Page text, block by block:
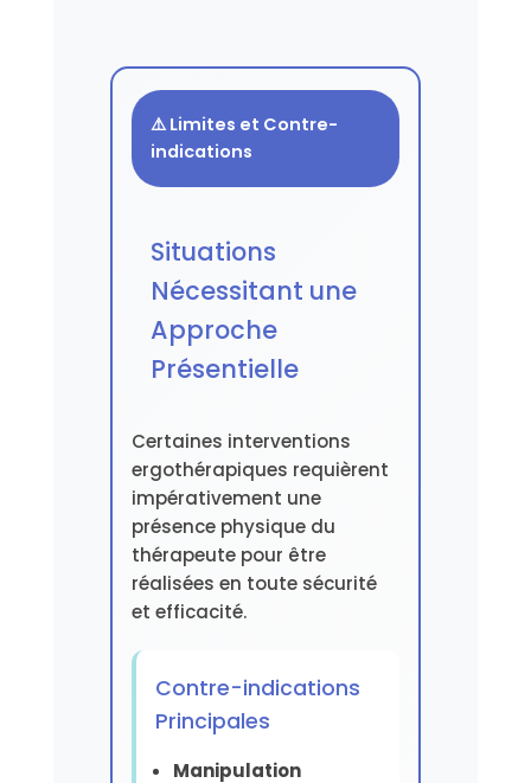
⚠️ Limites et Contre-
indications
Situations
Nécessitant une
Approche
Présentielle
Certaines interventions
ergothérapiques requièrent
impérativement une
présence physique du
thérapeute pour être
réalisées en toute sécurité
et efficacité.
Contre-indications
Principales
Manipulation